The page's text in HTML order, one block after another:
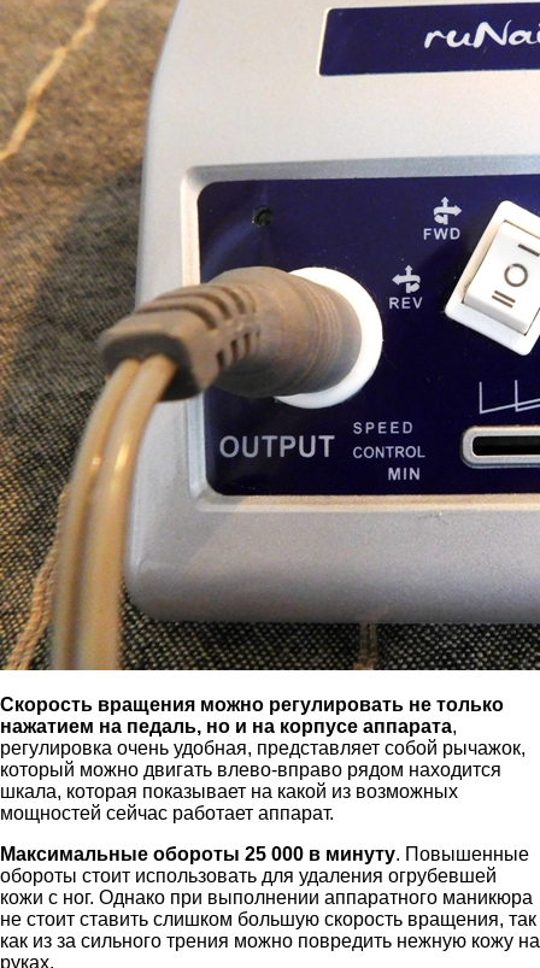
Скорость вращения можно регулировать не только
нажатием на педаль, но и на корпусе аппарата,
регулировка очень удобная, представляет собой рычажок,
который можно двигать влево-вправо рядом находится
шкала, которая показывает на какой из возможных
мощностей сейчас работает аппарат.
Максимальные обороты 25 000 в минуту. Повышенные
обороты стоит использовать для удаления огрубевшей
кожи с ног. Однако при выполнении аппаратного маникюра
не стоит ставить слишком большую скорость вращения, так
как из за сильного трения можно повредить нежную кожу на
руках.